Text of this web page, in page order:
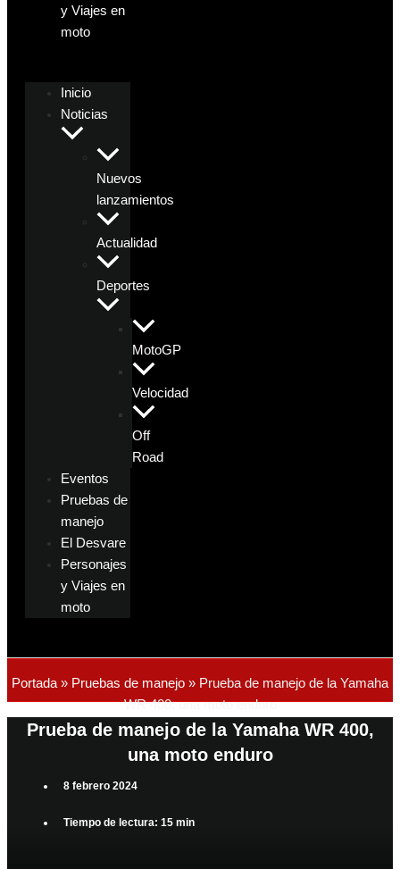
y Viajes en
moto
Inicio
Noticias
Nuevos
lanzamientos
Actualidad
Deportes
MotoGP
Velocidad
Off
Road
Eventos
Pruebas de
manejo
El Desvare
Personajes
y Viajes en
moto
Portada » Pruebas de manejo » Prueba de manejo de la Yamaha
WR 400, una moto enduro
Prueba de manejo de la Yamaha WR 400,
una moto enduro
8 febrero 2024
Tiempo de lectura: 15 min